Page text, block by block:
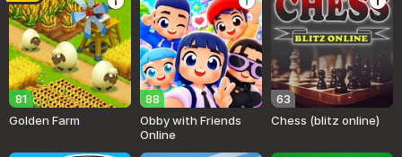
81
Golden Farm
88
Obby with Friends
Online
63
Chess (blitz online)